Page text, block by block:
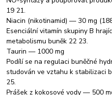
19 21.
Niacin (nikotinamid) — 30 mg
Esenciální vitamín skupiny B
metabolismu buněk 22 23.
Taurin — 1000 mg
Podílí se na regulaci buněčné
studován ve vztahu k stabilizaci
25.
Prášek z kokosové vody — 500